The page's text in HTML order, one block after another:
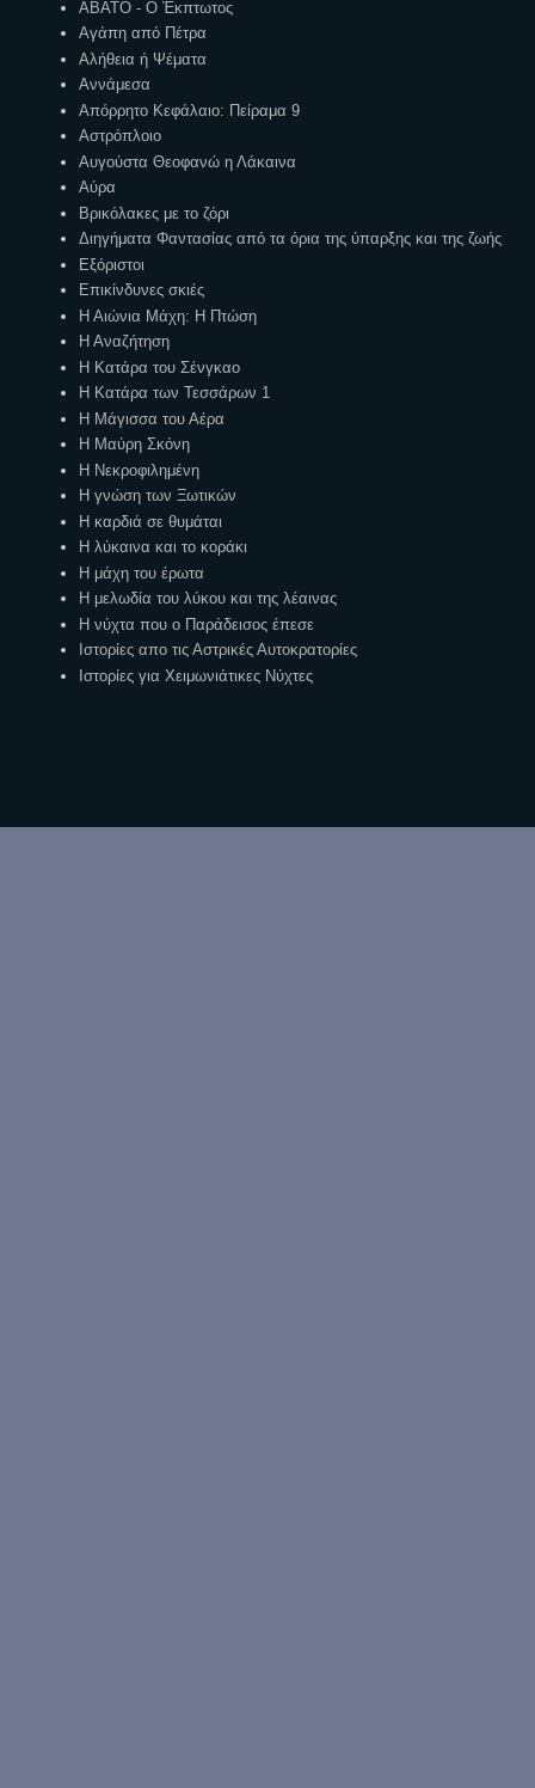
ΑΒΑΤΟ - Ο Έκπτωτος
Αγάπη από Πέτρα
Αλήθεια ή Ψέματα
Αννάμεσα
Απόρρητο Κεφάλαιο: Πείραμα 9
Αστρόπλοιο
Αυγούστα Θεοφανώ η Λάκαινα
Αύρα
Βρικόλακες με το ζόρι
Διηγήματα Φαντασίας από τα όρια της ύπαρξης και της ζωής
Εξόριστοι
Επικίνδυνες σκιές
Η Αιώνια Μάχη: Η Πτώση
Η Αναζήτηση
Η Κατάρα του Σένγκαο
Η Κατάρα των Τεσσάρων 1
Η Μάγισσα του Αέρα
Η Μαύρη Σκόνη
Η Νεκροφιλημένη
Η γνώση των Ξωτικών
Η καρδιά σε θυμάται
Η λύκαινα και το κοράκι
Η μάχη του έρωτα
Η μελωδία του λύκου και της λέαινας
Η νύχτα που ο Παράδεισος έπεσε
Ιστορίες απο τις Αστρικές Αυτοκρατορίες
Ιστορίες για Χειμωνιάτικες Νύχτες